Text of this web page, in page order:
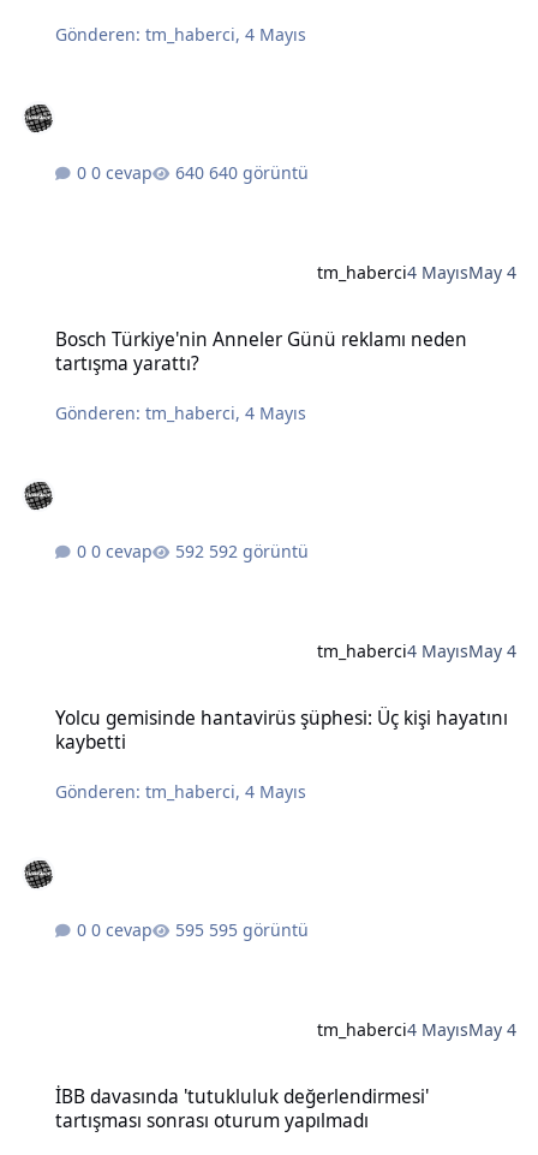
Gönderen:tm_haberci,4 Mayıs
0 cevap 640 görüntü
tm_haberci4 MayısMay 4
Bosch Türkiye'nin Anneler Günü reklamı neden
tartışma yarattı?
Gönderen:tm_haberci,4 Mayıs
0 cevap 592 görüntü
tm_haberci4 MayısMay 4
Yolcu gemisinde hantavirüs şüphesi: Üç kişi hayatını
kaybetti
Gönderen:tm_haberci,4 Mayıs
0 cevap 595 görüntü
tm_haberci4 MayısMay 4
İBB davasında 'tutukluluk değerlendirmesi'
tartışması sonrası oturum yapılmadı